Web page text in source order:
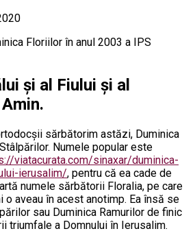
Floriilor în anul 2003 a IPS
și al Fiului și al
sărbătorim astăzi, Duminica
Numele popular este
viatacurata.com/sinaxar/duminica-
ierusalim/, pentru că ea cade de
numele sărbătorii Floralia, pe care
o aveau în acest anotimp. Ea însă se
sau Duminica Ramurilor de finic
triumfale a Domnului în Ierusalim.